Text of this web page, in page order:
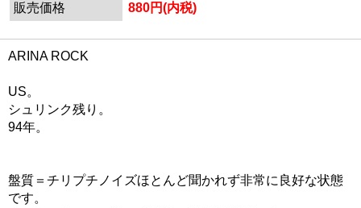
販売価格
880円(内税)
ARINA ROCK
US。
シュリンク残り。
94年。
盤質＝チリプチノイズほとんど聞かれず非常に良好な状態
です。